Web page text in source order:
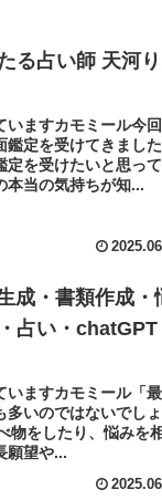
る占い師 天河
ますカモミール今回
定を受けてきました
定を受けたいと思っ
本当の気持ちが知...
成・書類作成・
占い・chatGPT
ますカモミール「
いのではないでしょ
物をしたり、悩みを
願望や...